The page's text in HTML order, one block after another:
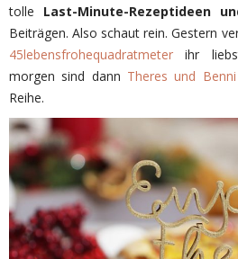
tolle Last-Minute-Rezeptideen
Beiträgen. Also schaut rein. Gestern
45lebensfrohequadratmeter ihr
morgen sind dann Theres und
Reihe.